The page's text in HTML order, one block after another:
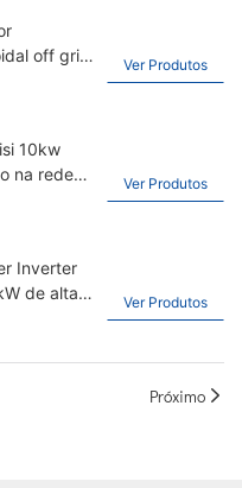
off grid
Ver Produtos
10kw
na rede
Ver Produtos
Inverter
de alta
Ver Produtos
Próximo